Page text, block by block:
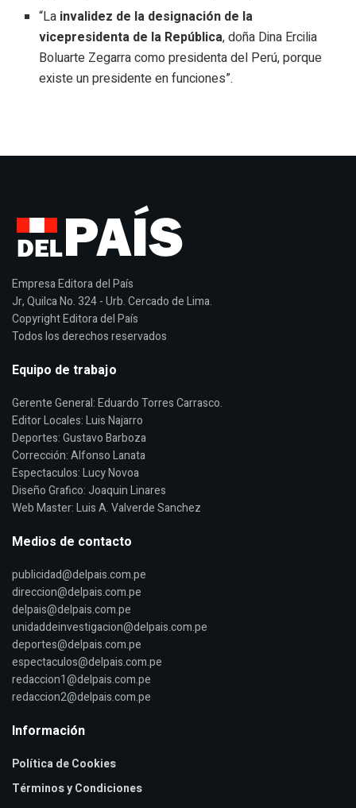
“La invalidez de la designación de la
vicepresidenta de la República, doña Dina Ercilia
Boluarte Zegarra como presidenta del Perú, porque
existe un presidente en funciones”.
Empresa Editora del País
Jr, Quilca No. 324 - Urb. Cercado de Lima.
Copyright Editora del País
Todos los derechos reservados
Equipo de trabajo
Gerente General: Eduardo Torres Carrasco.
Editor Locales: Luis Najarro
Deportes: Gustavo Barboza
Corrección: Alfonso Lanata
Espectaculos: Lucy Novoa
Diseño Grafico: Joaquin Linares
Web Master: Luis A. Valverde Sanchez
Medios de contacto
publicidad@delpais.com.pe
direccion@delpais.com.pe
delpais@delpais.com.pe
unidaddeinvestigacion@delpais.com.pe
deportes@delpais.com.pe
espectaculos@delpais.com.pe
redaccion1@delpais.com.pe
redaccion2@delpais.com.pe
Información
Política de Cookies
Términos y Condiciones